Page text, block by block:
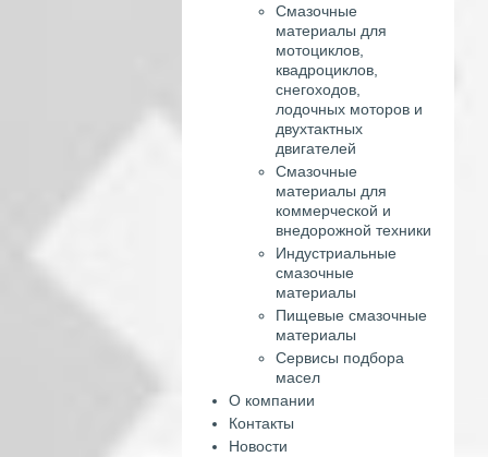
Смазочные
материалы для
мотоциклов,
квадроциклов,
снегоходов,
лодочных моторов и
двухтактных
двигателей
Смазочные
материалы для
коммерческой и
внедорожной техники
Индустриальные
смазочные
материалы
Пищевые смазочные
материалы
Сервисы подбора
масел
О компании
Контакты
Новости